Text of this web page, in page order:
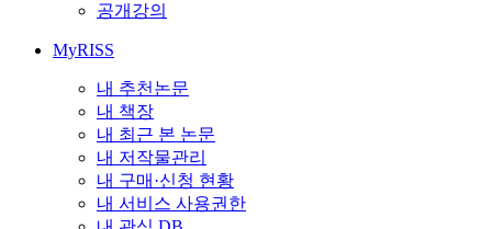
공개강의
MyRISS
내 추천논문
내 책장
내 최근 본 논문
내 저작물관리
내 구매·신청 현황
내 서비스 사용권한